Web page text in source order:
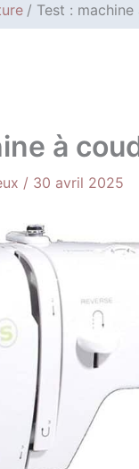
Test :
à
/ 30 avril 2025